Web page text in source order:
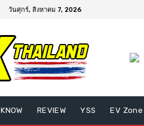
วันศุกร์, สิงหาคม 7, 2026
KNOW REVIEW YSS EV Zone